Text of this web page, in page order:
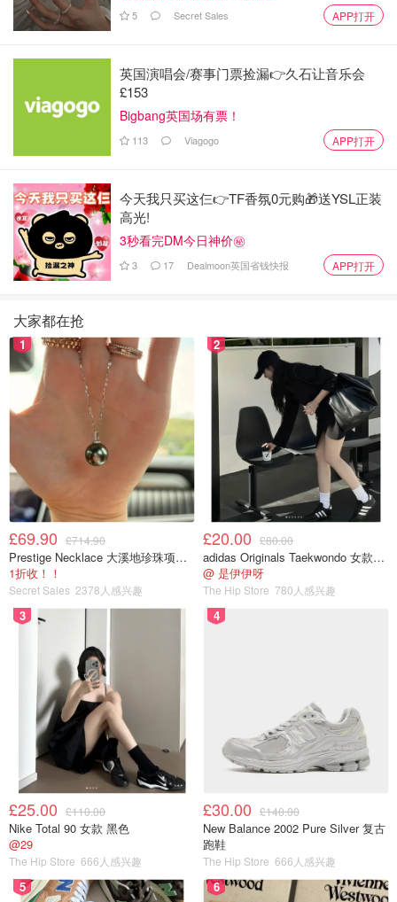
5 Secret Sales APP打开
英国演唱会/赛事门票捡漏👉久石让音乐会
£153
Bigbang英国场有票！
113 Viagogo APP打开
今天我只买这仨👉TF香氛0元购🎁送YSL正装
高光!
3秒看完DM今日神价㊙️
3 17 Dealmoon英国省钱快报 APP打开
大家都在抢
1
£69.90 £714.90
Prestige Necklace 大溪地珍珠项链 10-11mm
1折收！！
Secret Sales 2378人感兴趣
2
£20.00 £80.00
adidas Originals Taekwondo 女款黑色运动鞋
@ 是伊伊呀
The Hip Store 780人感兴趣
3
£25.00 £110.00
Nike Total 90 女款 黑色
@29
The Hip Store 666人感兴趣
4
£30.00 £140.00
New Balance 2002 Pure Silver 复古
跑鞋
The Hip Store 666人感兴趣
5 6